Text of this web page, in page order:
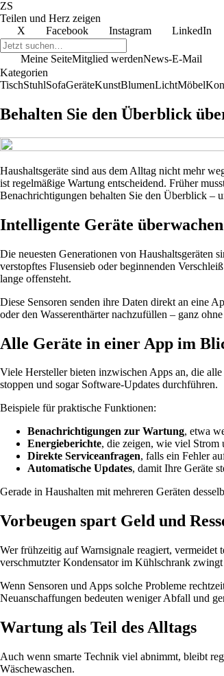
ZS
Teilen und Herz zeigen
X
Facebook Instagram LinkedIn
Meine SeiteMitglied werdenNews-E-Mail
Kategorien
TischStuhlSofaGeräteKunstBlumenLichtMöbel
Behalten Sie den Überblick
Haushaltsgeräte sind aus dem Alltag nicht mehr
ist regelmäßige Wartung entscheidend. Früher
Benachrichtigungen behalten Sie den Überblick –
Intelligente Geräte
Die neuesten Generationen von Haushaltsgeräten
verstopftes Flusensieb oder beginnenden
lange offensteht.
Diese Sensoren senden ihre Daten direkt an eine
oder den Wasserenthärter nachzufüllen – ganz
Alle Geräte in einer App im
Viele Hersteller bieten inzwischen Apps an, die
stoppen und sogar Software-Updates durchführen.
Beispiele für praktische Funktionen:
Benachrichtigungen zur Wartung, etwa
Energieberichte, die zeigen, wie viel Strom
Direkte Serviceanfragen, falls ein Fehler
Automatische Updates, damit Ihre Geräte
Gerade in Haushalten mit mehreren Geräten
Vorbeugen spart Geld und
Wer frühzeitig auf Warnsignale reagiert, vermeidet
verschmutzter Kondensator im Kühlschrank
Wenn Sensoren und Apps solche Probleme
Neuanschaffungen bedeuten weniger Abfall und
Wartung als Teil des Alltags
Auch wenn smarte Technik viel abnimmt, bleibt
Wäschewaschen.